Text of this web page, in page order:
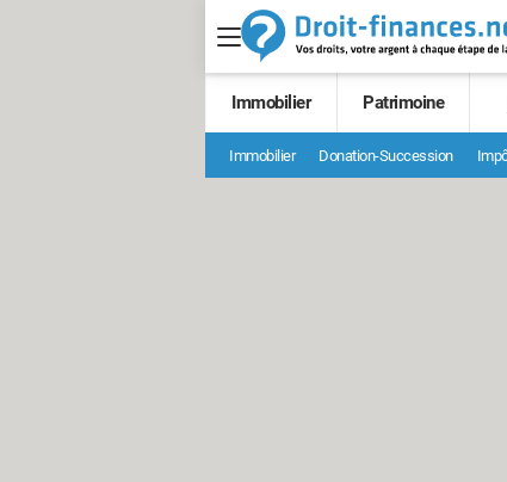
Immobilier Patrimoine
Immobilier Donation-Succession